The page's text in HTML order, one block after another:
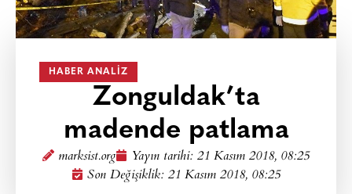
HABER ANALIZ
Zonguldak’ta
madende patlama
marksist.org Yayın tarihi: 21 Kasım 2018, 08:25
Son Değişiklik: 21 Kasım 2018, 08:25